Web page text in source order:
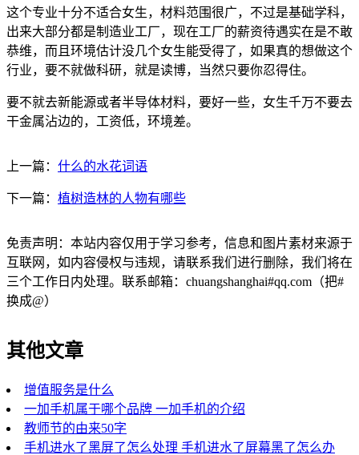
这个专业十分不适合女生，材料范围很广，不过是基础学科，
出来大部分都是制造业工厂，现在工厂的薪资待遇实在是不敢
恭维，而且环境估计没几个女生能受得了，如果真的想做这个
行业，要不就做科研，就是读博，当然只要你忍得住。
要不就去新能源或者半导体材料，要好一些，女生千万不要去
干金属沾边的，工资低，环境差。
上一篇： 什么的水花词语
下一篇： 植树造林的人物有哪些
免责声明：本站内容仅用于学习参考，信息和图片素材来源于
互联网，如内容侵权与违规，请联系我们进行删除，我们将在
三个工作日内处理。联系邮箱：chuangshanghai#qq.com（把#
换成@）
其他文章
增值服务是什么
一加手机属于哪个品牌 一加手机的介绍
教师节的由来50字
手机进水了黑屏了怎么处理 手机进水了屏幕黑了怎么办